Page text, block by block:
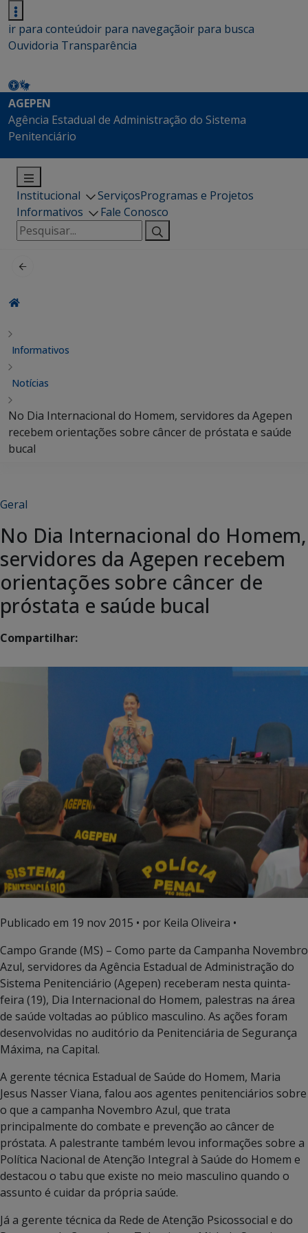
ir para conteúdoir para navegaçãoir para busca
Ouvidoria Transparência
AGEPEN
Agência Estadual de Administração do Sistema
Penitenciário
Institucional ServiçosProgramas e Projetos
Informativos
Fale Conosco
Pesquisar
por:
Informativos
Notícias
No Dia Internacional do Homem, servidores da Agepen
recebem orientações sobre câncer de próstata e saúde
bucal
Geral
No Dia Internacional do Homem,
servidores da Agepen recebem
orientações sobre câncer de
próstata e saúde bucal
Compartilhar:
Publicado em 19 nov 2015 • por Keila Oliveira •
Campo Grande (MS) – Como parte da Campanha Novembro
Azul, servidores da Agência Estadual de Administração do
Sistema Penitenciário (Agepen) receberam nesta quinta-
feira (19), Dia Internacional do Homem, palestras na área
de saúde voltadas ao público masculino. As ações foram
desenvolvidas no auditório da Penitenciária de Segurança
Máxima, na Capital.
A gerente técnica Estadual de Saúde do Homem, Maria
Jesus Nasser Viana, falou aos agentes penitenciários sobre
o que a campanha Novembro Azul, que trata
principalmente do combate e prevenção ao câncer de
próstata. A palestrante também levou informações sobre a
Política Nacional de Atenção Integral à Saúde do Homem e
destacou o tabu que existe no meio masculino quando o
assunto é cuidar da própria saúde.
Já a gerente técnica da Rede de Atenção Psicossocial e do